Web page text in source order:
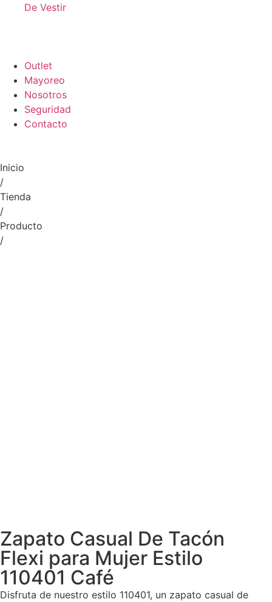
De Vestir
Outlet
Mayoreo
Nosotros
Seguridad
Contacto
Inicio
/
Tienda
/
Producto
/
Zapato Casual De Tacón
Flexi para Mujer Estilo
110401 Café
Disfruta de nuestro estilo 110401, un zapato casual de